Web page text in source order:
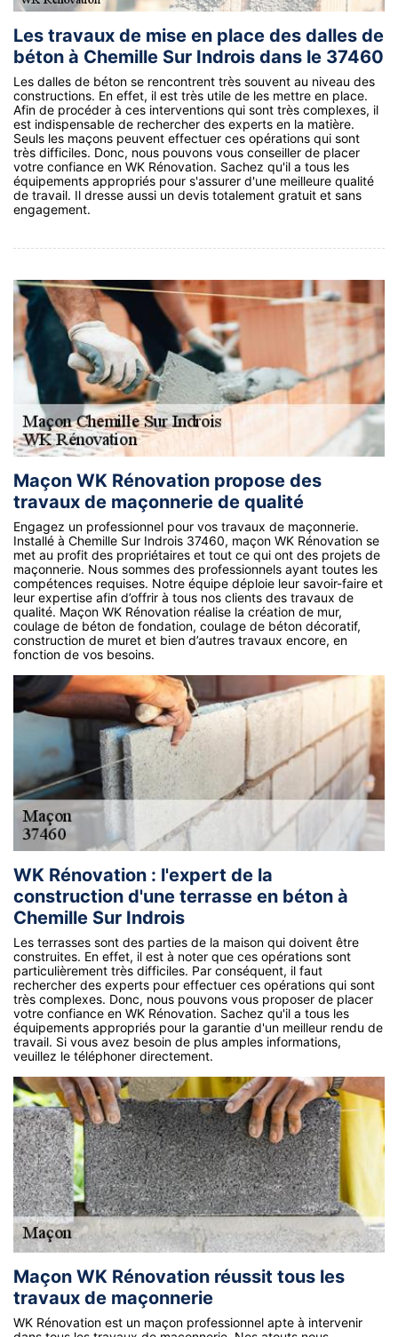
Les travaux de mise en place des dalles de
béton à Chemille Sur Indrois dans le 37460
Les dalles de béton se rencontrent très souvent au niveau des
constructions. En effet, il est très utile de les mettre en place.
Afin de procéder à ces interventions qui sont très complexes, il
est indispensable de rechercher des experts en la matière.
Seuls les maçons peuvent effectuer ces opérations qui sont
très difficiles. Donc, nous pouvons vous conseiller de placer
votre confiance en WK Rénovation. Sachez qu'il a tous les
équipements appropriés pour s'assurer d'une meilleure qualité
de travail. Il dresse aussi un devis totalement gratuit et sans
engagement.
Maçon WK Rénovation propose des
travaux de maçonnerie de qualité
Engagez un professionnel pour vos travaux de maçonnerie.
Installé à Chemille Sur Indrois 37460, maçon WK Rénovation se
met au profit des propriétaires et tout ce qui ont des projets de
maçonnerie. Nous sommes des professionnels ayant toutes les
compétences requises. Notre équipe déploie leur savoir-faire et
leur expertise afin d’offrir à tous nos clients des travaux de
qualité. Maçon WK Rénovation réalise la création de mur,
coulage de béton de fondation, coulage de béton décoratif,
construction de muret et bien d’autres travaux encore, en
fonction de vos besoins.
WK Rénovation : l'expert de la
construction d'une terrasse en béton à
Chemille Sur Indrois
Les terrasses sont des parties de la maison qui doivent être
construites. En effet, il est à noter que ces opérations sont
particulièrement très difficiles. Par conséquent, il faut
rechercher des experts pour effectuer ces opérations qui sont
très complexes. Donc, nous pouvons vous proposer de placer
votre confiance en WK Rénovation. Sachez qu'il a tous les
équipements appropriés pour la garantie d'un meilleur rendu de
travail. Si vous avez besoin de plus amples informations,
veuillez le téléphoner directement.
Maçon WK Rénovation réussit tous les
travaux de maçonnerie
WK Rénovation est un maçon professionnel apte à intervenir